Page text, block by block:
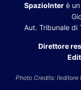
SpazioInter è
Aut. Tribunale di
Direttore
Photo Credits: